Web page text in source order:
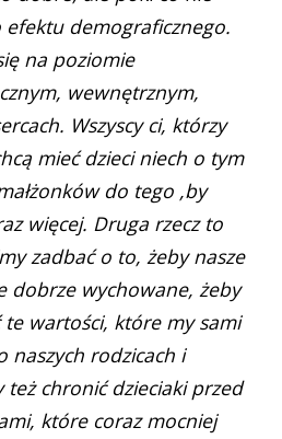
efektu demograficznego.
na poziomie
wewnętrznym,
Wszyscy ci, którzy
mieć dzieci niech o tym
do tego ,by
więcej. Druga rzecz to
zadbać o to, żeby nasze
dobrze wychowane, żeby
te wartości, które my sami
naszych rodzicach i
też chronić dzieciaki przed
które coraz mocniej